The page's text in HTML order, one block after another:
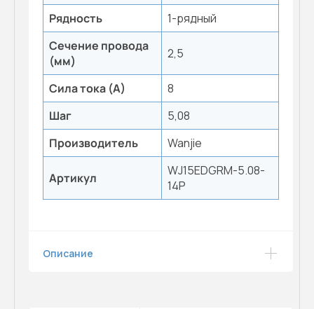
Рядность
1-рядный
Сечение провода
(мм)
2,5
Сила тока (А)
8
Шаг
5,08
Производитель
Wanjie
Артикул
WJ15EDGRM-5.08-
14P
Описание